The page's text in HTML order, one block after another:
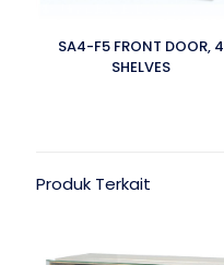
SA4-F5 FRONT DOOR, 4
SHELVES
Produk Terkait